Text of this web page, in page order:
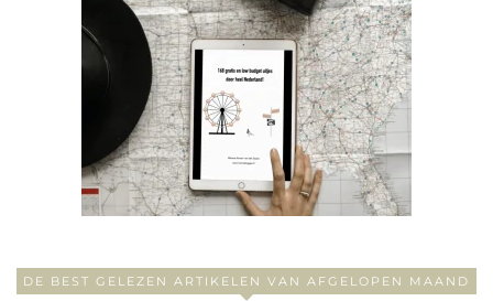
DE BEST GELEZEN ARTIKELEN VAN AFGELOPEN MAAND